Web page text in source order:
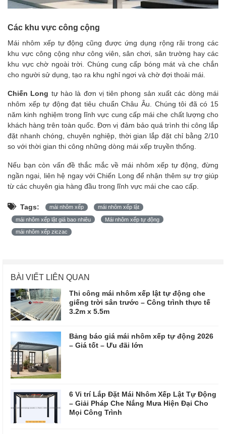
Các khu vực công cộng
Mái nhôm xếp tự động cũng được ứng dụng rộng rãi trong các
khu vực công cộng như công viên, sân chơi, sân trường hay các
khu vực chờ ngoài trời. Chúng cung cấp bóng mát và che chắn
cho người sử dụng, tạo ra khu nghỉ ngơi và chờ đợi thoải mái.
Chiến Long tự hào là đơn vị tiên phong sản xuất các dòng mái
nhôm xếp tự động đạt tiêu chuẩn Châu Âu. Chúng tôi đã có 15
năm kinh nghiệm trong lĩnh vực cung cấp mái che chất lượng cho
khách hàng trên toàn quốc. Đơn vị đảm bảo quá trình thi công lắp
đặt nhanh chóng, chuyên nghiệp, thời gian lắp đặt chỉ bằng 2/10
so với thời gian thi công những dòng mái xếp truyền thống.
Nếu bạn còn vấn đề thắc mắc về mái nhôm xếp tự động, đừng
ngần ngại, liên hệ ngay với Chiến Long để nhận thêm sự trợ giúp
từ các chuyên gia hàng đầu trong lĩnh vực mái che cao cấp.
Tags: mái nhôm xếp mái nhôm xếp lật
mái nhôm xếp lật giá bao nhiêu Mái nhôm xếp tự động
mái nhôm xếp ziczac
BÀI VIẾT LIÊN QUAN
Thi công mái nhôm xếp lật tự động che
giếng trời sân trước – Công trình thực tế
3.2m x 5.5m
Bảng báo giá mái nhôm xếp tự động 2026
– Giá tốt – Ưu đãi lớn
6 Vi trí Lắp Đặt Mái Nhôm Xếp Lật Tự Động
– Giải Pháp Che Nắng Mưa Hiện Đại Cho
Mọi Công Trình